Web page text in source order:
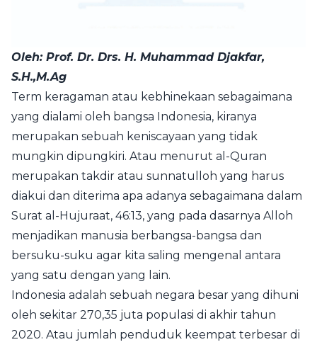
Oleh: Prof. Dr. Drs. H. Muhammad Djakfar,
S.H.,M.Ag
Term keragaman atau kebhinekaan sebagaimana
yang dialami oleh bangsa Indonesia, kiranya
merupakan sebuah keniscayaan yang tidak
mungkin dipungkiri. Atau menurut al-Quran
merupakan takdir atau sunnatulloh yang harus
diakui dan diterima apa adanya sebagaimana dalam
Surat al-Hujuraat, 46:13, yang pada dasarnya Alloh
menjadikan manusia berbangsa-bangsa dan
bersuku-suku agar kita saling mengenal antara
yang satu dengan yang lain.
Indonesia adalah sebuah negara besar yang dihuni
oleh sekitar 270,35 juta populasi di akhir tahun
2020. Atau jumlah penduduk keempat terbesar di